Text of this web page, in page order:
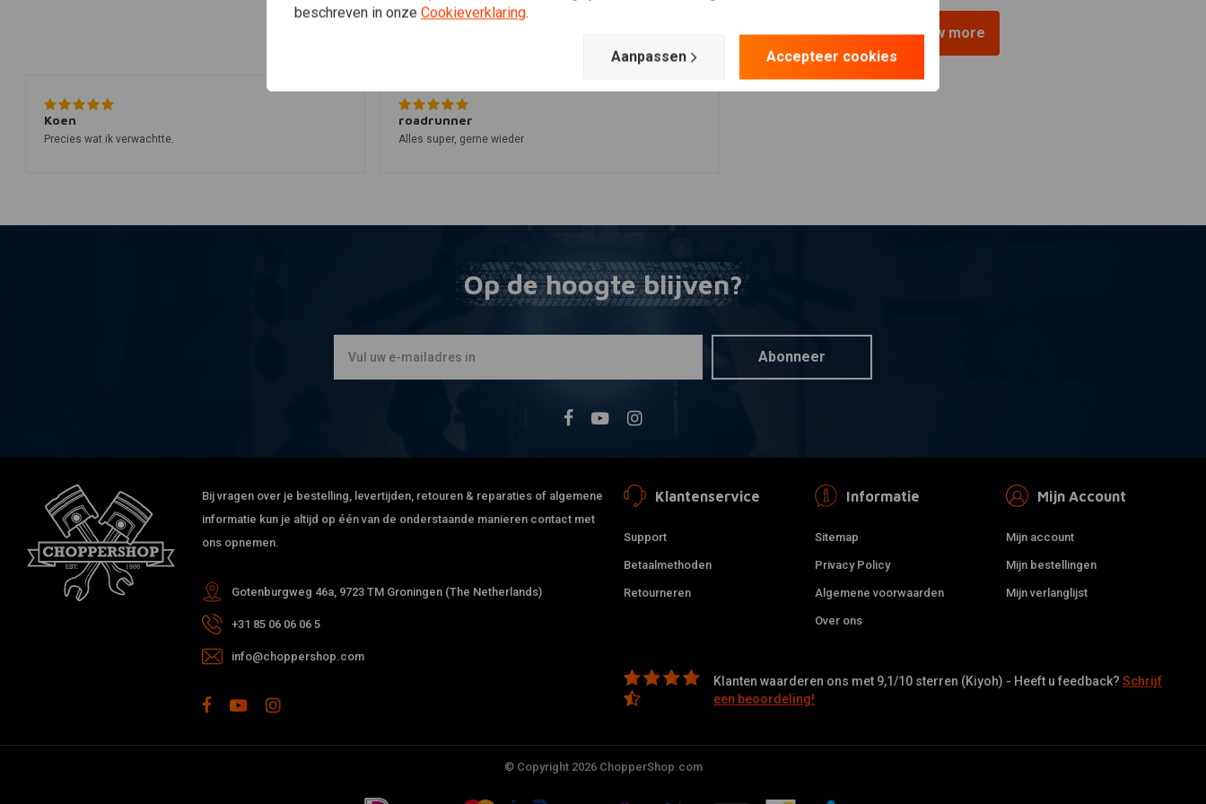
Nico
Koen
Precies wat ik verwachtte.
roadrunner
Alles super, gerne wieder
View more
Op de hoogte blijven?
Abonneer
Bij vragen over je bestelling, levertijden, retouren & reparaties of algemene
informatie kun je altijd op één van de onderstaande manieren contact met
ons opnemen.
Gotenburgweg 46a, 9723 TM Groningen (The Netherlands)
+31 85 06 06 06 5
info@choppershop.com
Klantenservice
Support
Betaalmethoden
Retourneren
Informatie
Sitemap
Privacy Policy
Algemene voorwaarden
Over ons
Mijn Account
Mijn account
Mijn bestellingen
Mijn verlanglijst
Klanten waarderen ons met 9,1/10 sterren (Kiyoh) - Heeft u feedback?Schrijf
een beoordeling!
© Copyright 2026 ChopperShop.com
beschreven in onze Cookieverklaring.
Aanpassen Accepteer cookies